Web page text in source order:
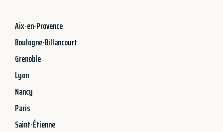
Aix-en-Provence
Boulogne-Billancourt
Grenoble
Lyon
Nancy
Paris
Saint-Étienne